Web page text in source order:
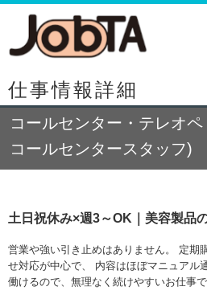
仕事情報詳細
コールセンター・テレオ
コールセンタースタッフ)
土日祝休み×週3～OK｜美容製品
営業や強い引き止めはありません。 定期
せ対応が中心で、 内容はほぼマニュアル
働けるので、無理なく続けやすいお仕事で